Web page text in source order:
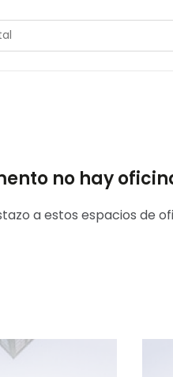
no hay
a estos espacios